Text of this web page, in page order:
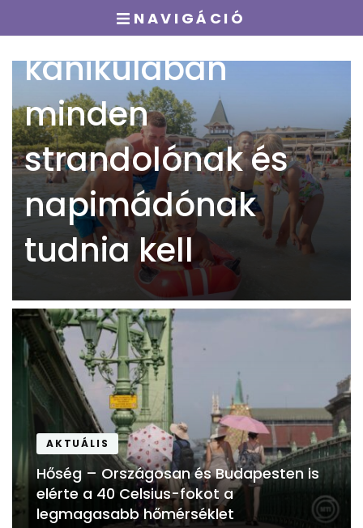
NAVIGÁCIÓ
leégni nem! Amit a
kánikulában
minden
strandolónak és
napimádónak
tudnia kell
AKTUÁLIS
Hőség – Országosan és Budapesten is
elérte a 40 Celsius-fokot a
legmagasabb hőmérséklet